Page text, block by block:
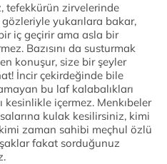
tefekkürün zirvelerinde
yukarılara bakar,
iç geçirir ama asla bir
Bazısını da susturmak
konuşur, size bir şeyler
İncir çekirdeğinde bile
bu laf kalabalıkları
kesinlikle içermez. Menkıbeler
kulak kesilirsiniz, kimi
zaman sahibi meçhul özlü
fakat sorduğunuz